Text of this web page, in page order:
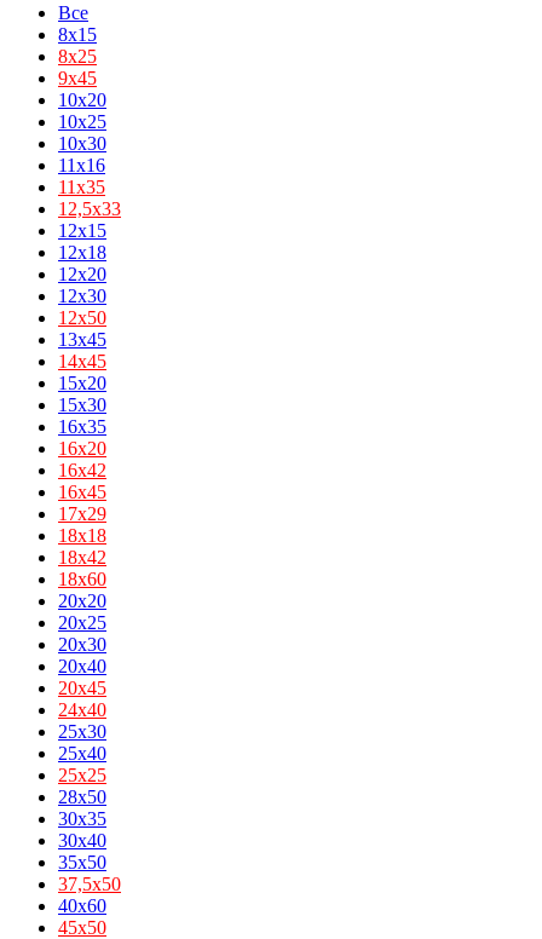
Все
8x15
8х25
9х45
10x20
10x25
10x30
11x16
11х35
12,5х33
12x15
12x18
12x20
12x30
12х50
13x45
14х45
15x20
15x30
16x35
16х20
16х42
16х45
17х29
18х18
18х42
18х60
20x20
20x25
20x30
20x40
20х45
24х40
25x30
25x40
25х25
28x50
30x35
30x40
35x50
37,5х50
40x60
45х50